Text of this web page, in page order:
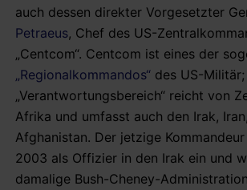
auch dessen direkter Vorgesetzter
Petraeus, Chef des US-
„Centcom“. Centcom ist eines der
„Regionalkommandos“ des US-
„Verantwortungsbereich“ reicht von
Afrika und umfasst auch den Irak,
Afghanistan. Der jetzige
2003 als Offizier in den Irak ein und
damalige Bush-Cheney-